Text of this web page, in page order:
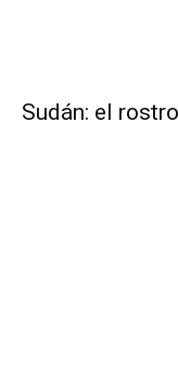
Sudán: el